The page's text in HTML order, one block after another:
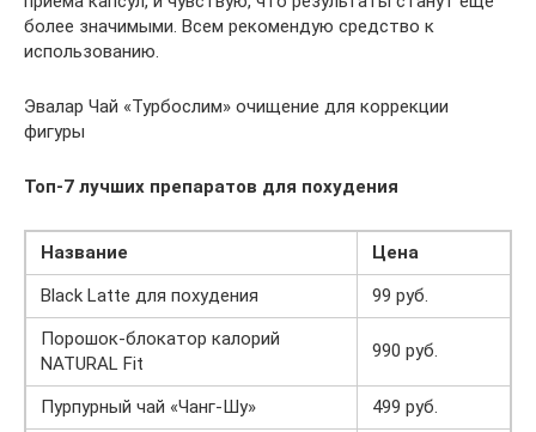
более значимыми. Всем рекомендую средство к
использованию.
Эвалар Чай «Турбослим» очищение для коррекции
фигуры
Топ-7 лучших препаратов для похудения
Название
Цена
Black Latte для похудения
99 руб.
Порошок-блокатор калорий
NATURAL Fit
990 руб.
Пурпурный чай «Чанг-Шу» 499 руб.